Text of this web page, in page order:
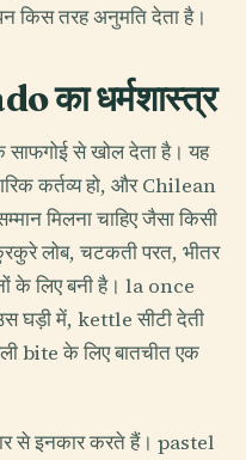
किस तरह अनुमति देता है।
का धर्मशास्त्र
से खोल देता है। यह
कर्तव्य हो, और Chilean
मिलना चाहिए जैसा किसी
लोब, चटकती परत, भीतर
के लिए बनी है। la once
घड़ी में, kettle सीटी देती
bite के लिए बातचीत एक
से इनकार करते हैं। pastel